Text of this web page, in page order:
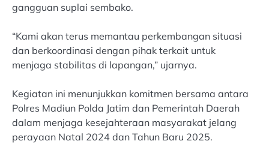
gangguan suplai sembako.
“Kami akan terus memantau perkembangan situasi
dan berkoordinasi dengan pihak terkait untuk
menjaga stabilitas di lapangan,” ujarnya.
Kegiatan ini menunjukkan komitmen bersama antara
Polres Madiun Polda Jatim dan Pemerintah Daerah
dalam menjaga kesejahteraan masyarakat jelang
perayaan Natal 2024 dan Tahun Baru 2025.